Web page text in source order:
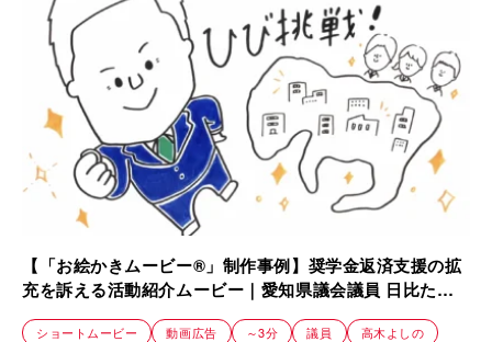
【「お絵かきムービー®」制作事例】奨学金返済支援の拡
充を訴える活動紹介ムービー｜愛知県議会議員 日比たけ
まさ様
ショートムービー 動画広告 ～3分 議員 高木よしの